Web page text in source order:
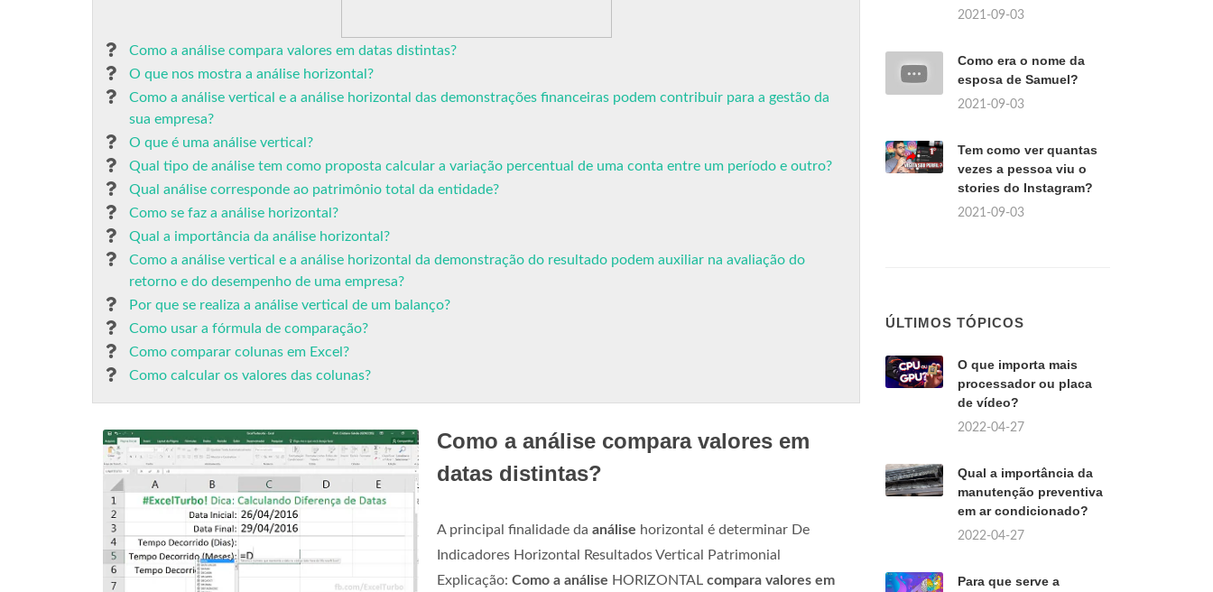
Como a análise compara valores em datas distintas?
O que nos mostra a análise horizontal?
Como a análise vertical e a análise horizontal das demonstrações financeiras podem contribuir para a gestão da
sua empresa?
O que é uma análise vertical?
Qual tipo de análise tem como proposta calcular a variação percentual de uma conta entre um período e outro?
Qual análise corresponde ao patrimônio total da entidade?
Como se faz a análise horizontal?
Qual a importância da análise horizontal?
Como a análise vertical e a análise horizontal da demonstração do resultado podem auxiliar na avaliação do
retorno e do desempenho de uma empresa?
Por que se realiza a análise vertical de um balanço?
Como usar a fórmula de comparação?
Como comparar colunas em Excel?
Como calcular os valores das colunas?
Como a análise compara valores em
datas distintas?
A principal finalidade da análise horizontal é determinar De
Indicadores Horizontal Resultados Vertical Patrimonial
Explicação: Como a análise HORIZONTAL compara valores em
2021-09-03
Como era o nome da
esposa de Samuel?
2021-09-03
Tem como ver quantas
vezes a pessoa viu o
stories do Instagram?
2021-09-03
ÚLTIMOS TÓPICOS
O que importa mais
processador ou placa
de vídeo?
2022-04-27
Qual a importância da
manutenção preventiva
em ar condicionado?
2022-04-27
Para que serve a